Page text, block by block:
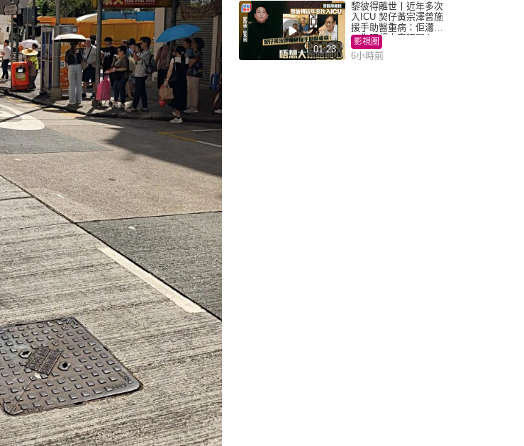
01:23
黎彼得離世丨近年多次
入ICU 契仔黃宗澤曾施
援手助醫重病：佢瀟灑
一生唔想大家唔開心
影視圈
6小時前